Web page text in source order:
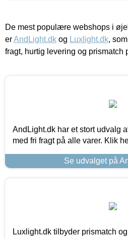
De mest populære webshops i
erAndLight.dk og Luxlight.dk,
fragt, hurtig levering og prismatch
AndLight.dk har et stort udvalg
med fri fragt på alle varer. Klik
Se udvalget på
Luxlight.dk tilbyder prismatch